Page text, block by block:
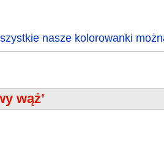
nasze kolorowanki
wąż’